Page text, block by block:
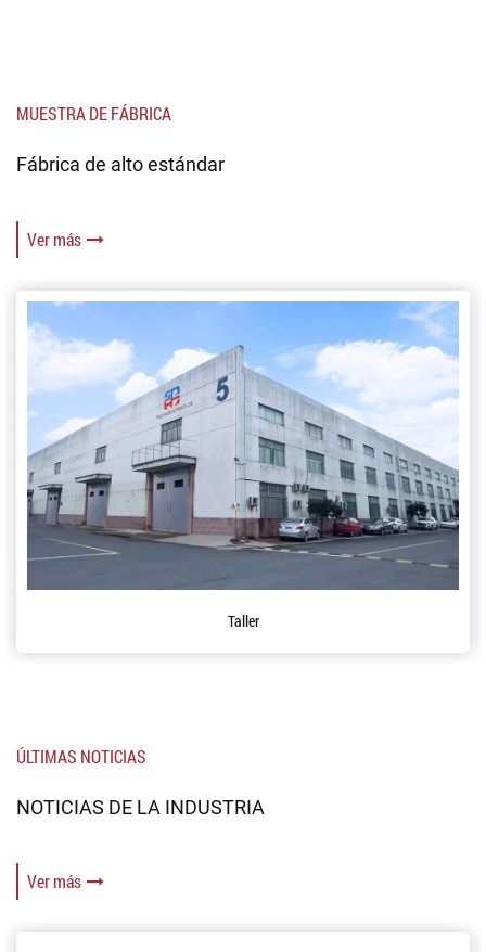
MUESTRA DE FÁBRICA
Fábrica de alto estándar
Ver más
ÚLTIMAS NOTICIAS
NOTICIAS DE LA INDUSTRIA
Ver más